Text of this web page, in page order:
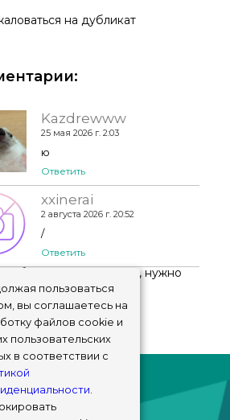
на дубликат
Kazdrewww
25 мая 2026 г. 2:03
ю
Ответить
xxinerai
2 августа 2026 г. 20:52
/
Ответить
добавить комментарий, нужно
!
пользоваться
вы соглашаетесь на
файлов cookie и
пользовательских
в соответствии с
.